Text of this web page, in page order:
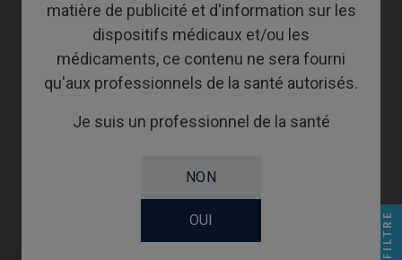
matière de publicité et d'information sur les
dispositifs médicaux et/ou les
médicaments, ce contenu ne sera fourni
qu'aux professionnels de la santé autorisés.
Je suis un professionnel de la santé
NON
OUI FILTRE